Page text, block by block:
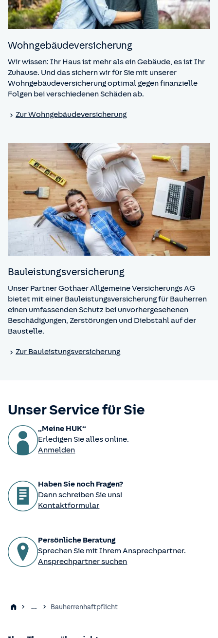
anderen Haftpflichtversicherungenzeitlich beschränkt.
Der Versicherungsschutz beginnt zum vereinbarten
Zeitpunkt, besteht bis zur Fertigstellung des Bauwerks
und gilt maximal 3 Jahre ab Versicherungsbeginn.
Wohn­gebäude­versicherung
Wir wissen: Ihr Haus ist mehr als ein Gebäude, es ist Ihr
Zuhause. Und das sichern wir für Sie mit unserer
Wohngebäudeversicherung optimal gegen finanzielle
Folgen bei verschiedenen Schäden ab.
Zur Wohngebäude­versicherung
Bauleistungs­versicherung
Unser Partner Gothaer Allgemeine Versicherungs AG
bietet mit einer Bauleistungsversicherung für Bauherren
einen umfassenden Schutz bei unvorhergesehenen
Beschädigungen, Zerstörungen und Diebstahl auf der
Baustelle.
Zur Bauleistungs­versicherung
Unser Service für Sie
„Meine HUK“
Erledigen Sie alles online.
Anmelden
Haben Sie noch Fragen?
Dann schreiben Sie uns!
Kontaktformular
Persönliche Beratung
Sprechen Sie mit Ihrem Ansprechpartner.
Ansprechpartner suchen
... Bauherrenhaftpflicht